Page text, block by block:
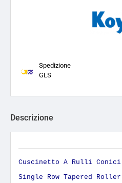
Spedizione
GLS
Descrizione
Cuscinetto A Rulli
Single Row Tapered